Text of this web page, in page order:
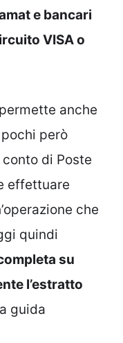
e bancari
VISA o
anche
però
di Poste
effettuare
che
quindi
su
l’estratto
guida